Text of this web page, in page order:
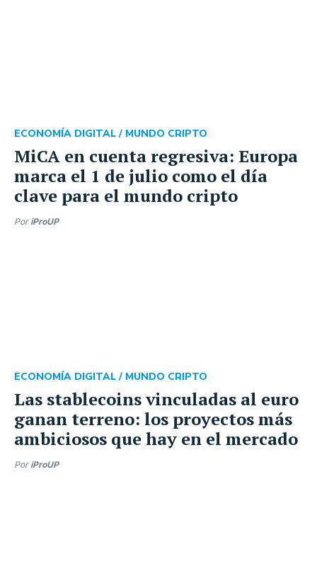
MiCA en cuenta regresiva: Europa
marca el 1 de julio como el día
clave para el mundo cripto
ECONOMÍA DIGITAL / MUNDO CRIPTO
Por iProUP
Las stablecoins vinculadas al euro
ganan terreno: los proyectos más
ambiciosos que hay en el mercado
ECONOMÍA DIGITAL / MUNDO CRIPTO
Por iProUP